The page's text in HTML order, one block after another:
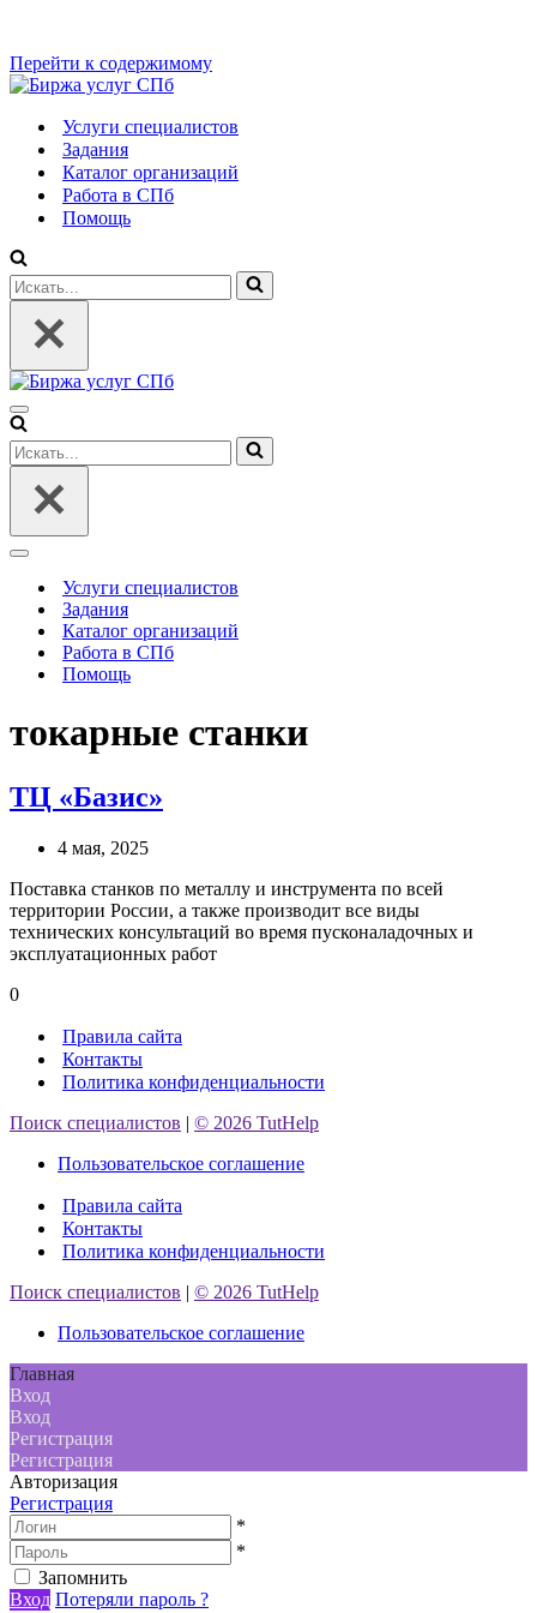
Перейти к содержимому
Услуги специалистов
Задания
Каталог организаций
Работа в СПб
Помощь
Искать...
Меню
навигации
Искать...
Меню
навигацииУслуги специалистов
Задания
Каталог организаций
Работа в СПб
Помощь
токарные станки
ТЦ «Базис»
4 мая, 2025
Поставка станков по металлу и инструмента по всей
территории России, а также производит все виды
технических консультаций во время пусконаладочных и
эксплуатационных работ
0
Правила сайта
Контакты
Политика конфиденциальности
Поиск специалистов | © 2026 TutHelp
Пользовательское соглашение
Правила сайта
Контакты
Политика конфиденциальности
Поиск специалистов | © 2026 TutHelp
Пользовательское соглашение
Главная
Вход
Вход
Регистрация
Регистрация
Авторизация
Регистрация
*
*
Запомнить
Вход Потеряли пароль ?